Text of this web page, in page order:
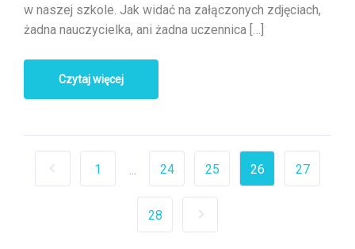
w naszej szkole. Jak widać na załączonych zdjęciach,
żadna nauczycielka, ani żadna uczennica […]
Czytaj więcej
1 24 25 26 27
28